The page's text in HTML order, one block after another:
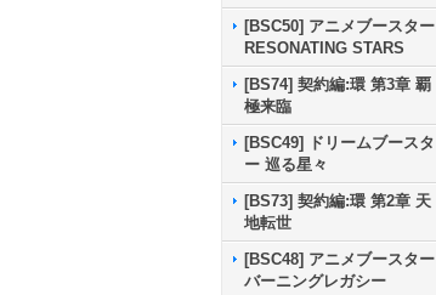
[BSC50] アニメブースター
RESONATING STARS
[BS74] 契約編:環 第3章 覇
極来臨
[BSC49] ドリームブースタ
ー 巡る星々
[BS73] 契約編:環 第2章 天
地転世
[BSC48] アニメブースター
バーニングレガシー